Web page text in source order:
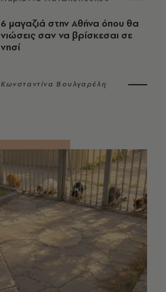
6 μαγαζιά στην Αθήνα όπου θα
νιώσεις σαν να βρίσκεσαι σε
νησί
Κωνσταντίνα Βουλγαρέλη